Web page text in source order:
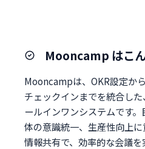
Mooncamp はこ
Mooncampは、OKR設定か
チェックインまでを統合し
ールインワンシステムです
体の意識統一、生産性向上
情報共有で、効率的な会議